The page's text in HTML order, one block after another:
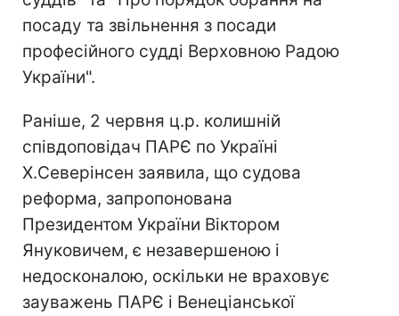
посаду та звільнення з посади
професійного судді Верховною Радою
України".
Раніше, 2 червня ц.р. колишній
співдоповідач ПАРЄ по Україні
Х.Северінсен заявила, що судова
реформа, запропонована
Президентом України Віктором
Януковичем, є незавершеною і
недосконалою, оскільки не враховує
зауважень ПАРЄ і Венеціанської